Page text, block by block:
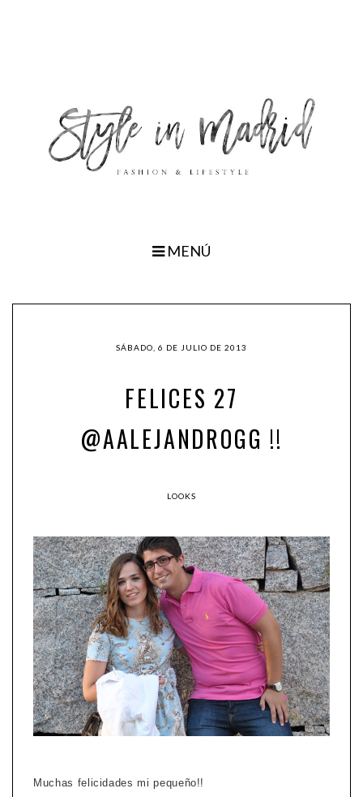
MENÚ
SÁBADO, 6 DE JULIO DE 2013
FELICES 27
@AALEJANDROGG !!
LOOKS
Muchas felicidades mi pequeño!!